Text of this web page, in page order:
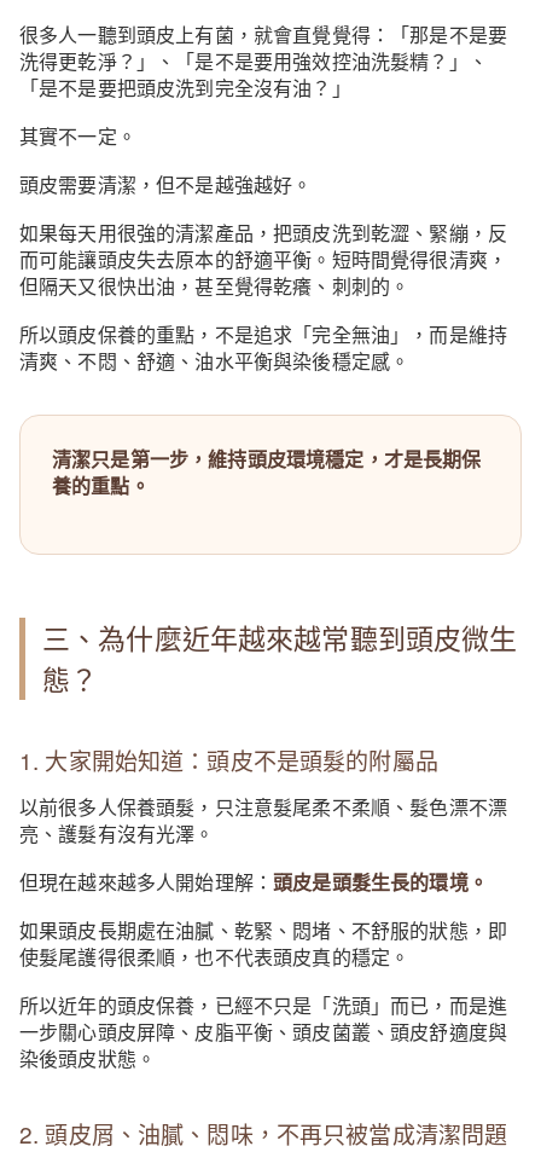
很多人一聽到頭皮上有菌，就會直覺覺得：「那是不是要
洗得更乾淨？」、「是不是要用強效控油洗髮精？」、
「是不是要把頭皮洗到完全沒有油？」
其實不一定。
頭皮需要清潔，但不是越強越好。
如果每天用很強的清潔產品，把頭皮洗到乾澀、緊繃，反
而可能讓頭皮失去原本的舒適平衡。短時間覺得很清爽，
但隔天又很快出油，甚至覺得乾癢、刺刺的。
所以頭皮保養的重點，不是追求「完全無油」，而是維持
清爽、不悶、舒適、油水平衡與染後穩定感。
清潔只是第一步，維持頭皮環境穩定，才是長期保
養的重點。
三、為什麼近年越來越常聽到頭皮微生
態？
1. 大家開始知道：頭皮不是頭髮的附屬品
以前很多人保養頭髮，只注意髮尾柔不柔順、髮色漂不漂
亮、護髮有沒有光澤。
但現在越來越多人開始理解：頭皮是頭髮生長的環境。
如果頭皮長期處在油膩、乾緊、悶堵、不舒服的狀態，即
使髮尾護得很柔順，也不代表頭皮真的穩定。
所以近年的頭皮保養，已經不只是「洗頭」而已，而是進
一步關心頭皮屏障、皮脂平衡、頭皮菌叢、頭皮舒適度與
染後頭皮狀態。
2. 頭皮屑、油膩、悶味，不再只被當成清潔問題